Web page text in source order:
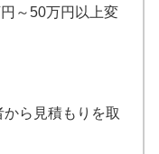
～50万円以上変
ら見積もりを取